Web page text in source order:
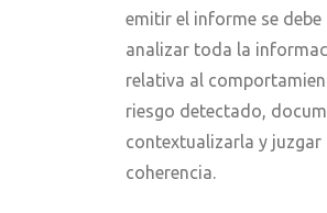
emitir el informe se debe
analizar toda la
relativa al
riesgo detectado,
contextualizarla y juzgar
coherencia.